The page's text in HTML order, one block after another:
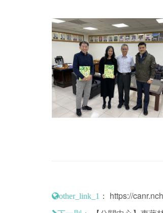
other_link_1 ： https://